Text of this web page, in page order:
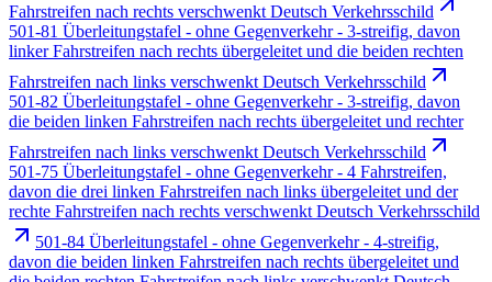
Fahrstreifen nach rechts verschwenkt Deutsch Verkehrsschild
501-81 Überleitungstafel - ohne Gegenverkehr - 3-streifig, davon
linker Fahrstreifen nach rechts übergeleitet und die beiden rechten
Fahrstreifen nach links verschwenkt Deutsch Verkehrsschild
501-82 Überleitungstafel - ohne Gegenverkehr - 3-streifig, davon
die beiden linken Fahrstreifen nach rechts übergeleitet und rechter
Fahrstreifen nach links verschwenkt Deutsch Verkehrsschild
501-75 Überleitungstafel - ohne Gegenverkehr - 4 Fahrstreifen,
davon die drei linken Fahrstreifen nach links übergeleitet und der
rechte Fahrstreifen nach rechts verschwenkt Deutsch Verkehrsschild
501-84 Überleitungstafel - ohne Gegenverkehr - 4-streifig,
davon die beiden linken Fahrstreifen nach rechts übergeleitet und